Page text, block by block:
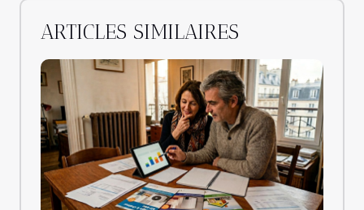
ARTICLES SIMILAIRES